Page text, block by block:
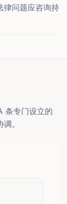
律问题应咨询持
条专门设立的
。